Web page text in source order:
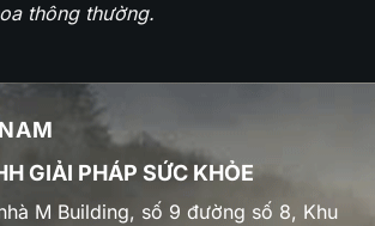
thông thường.
GIẢI PHÁP SỨC KHỎE
M Building, số 9 đường số 8, Khu